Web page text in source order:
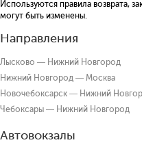
Используются правила возврата,
могут быть изменены.
Направления
Лысково — Нижний Новгород
Нижний Новгород — Москва
Новочебоксарск — Нижний
Чебоксары — Нижний Новгород
Автовокзалы